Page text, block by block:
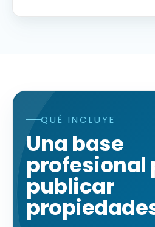
Qué incluye una web
QUÉ INCLUYE
Una base
profesional
publicar